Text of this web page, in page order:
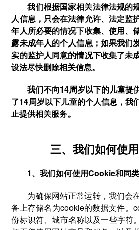
我们根据国家相关法律法规的
人信息，只会在法律允许、法定监
年人所必要的情况下收集、使用、
露未成年人的个人信息；如果我们
实的监护人同意的情况下收集了未
设法尽快删除相关信息。
我们不向14周岁以下的儿童提
了14周岁以下儿童的个人信息，我
止提供相关服务。
三、我们如何使
1、我们如何使用Cookie和同
为确保网站正常运转，我们会
备上存储名为cookie的数据文件。
份标识符、城市名称以及一些字符